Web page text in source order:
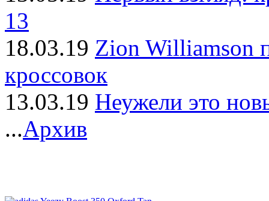
13
18.03.19 Zion Williamson
кроссовок
13.03.19 Неужели это
...Архив